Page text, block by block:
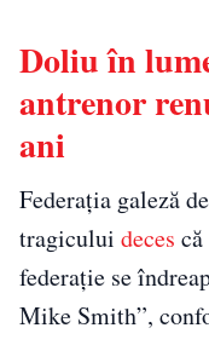
Doliu în
antrenor
ani
Federația galeză
tragicului deces
federație se
Mike Smith”,